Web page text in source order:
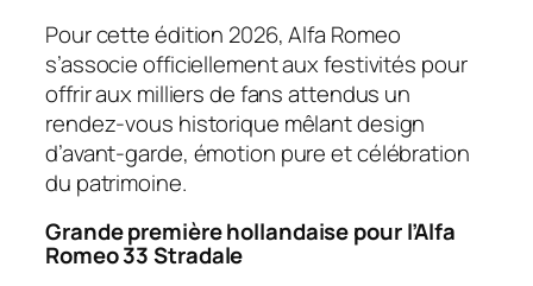
Pour cette édition 2026, Alfa Romeo
s’associe officiellement aux festivités pour
offrir aux milliers de fans attendus un
rendez-vous historique mêlant design
d’avant-garde, émotion pure et célébration
du patrimoine.
Grande première hollandaise pour l’Alfa
Romeo 33 Stradale